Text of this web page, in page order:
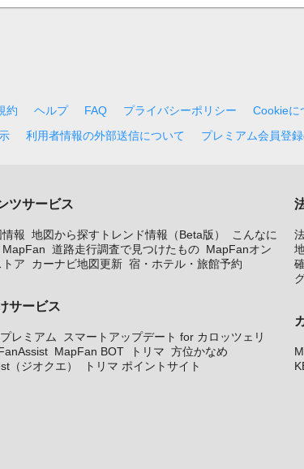
約 ヘルプ FAQ プライバシーポリシー
Cookieに
利用者情報の外部送信について プレミアム会員登
ツサービス
報 地図から探すトレンド情報（Beta版）
こんなに
道路走行調査で見つけたもの MapFanオン
ア
カーナビ地図更新 宿・ホテル・旅館予約
サービス
レミアム
スマートアップデート for カロッツェリ
MapFan BOT トリマ 方位かなめ
（ジオクエ）
トリマ ポイントサイト